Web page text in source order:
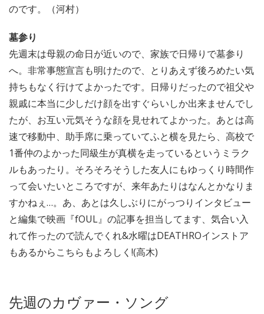
のです。（河村）
墓参り
先週末は母親の命日が近いので、家族で日帰りで墓参り
へ。非常事態宣言も明けたので、とりあえず後ろめたい気
持ちもなく行けてよかったです。日帰りだったので祖父や
親戚に本当に少しだけ顔を出すぐらいしか出来ませんでし
たが、お互い元気そうな顔を見せれてよかった。あとは高
速で移動中、助手席に乗っていてふと横を見たら、高校で
1番仲のよかった同級生が真横を走っているというミラク
ルもあったり。そろそろそうした友人にもゆっくり時間作
って会いたいところですが、来年あたりはなんとかなりま
すかねぇ…。あ、あとは久しぶりにがっつりインタビュー
と編集で映画『fOUL』の記事を担当してます、気合い入
れて作ったので読んでくれ&水曜はDEATHROインストア
もあるからこちらもよろしく!(高木)
先週のカヴァー・ソング